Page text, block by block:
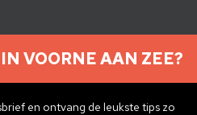
VOORNE AAN ZEE?
en ontvang de leukste tips zo